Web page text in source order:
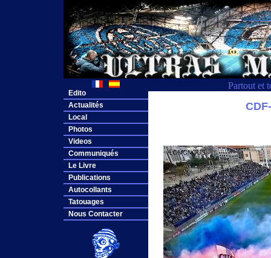
Partout et
Edito
Actualités
Local
Photos
Videos
Communiqués
Le Livre
Publications
Autocollants
Tatouages
Nous Contacter